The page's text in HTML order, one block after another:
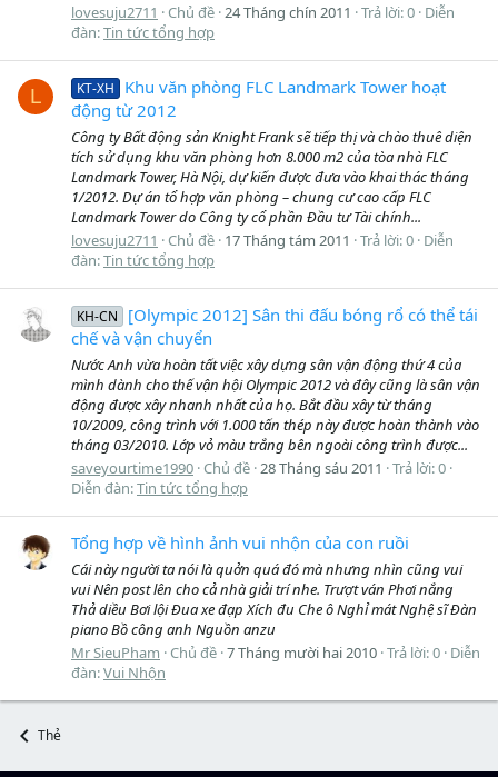
lovesuju2711
Chủ đề 24 Tháng chín 2011 Trả lời: 0 Diễn
đàn:Tin tức tổng hợp
L KT-XH
Khu văn phòng FLC Landmark Tower hoạt
động từ 2012
Công ty Bất động sản Knight Frank sẽ tiếp thị và chào thuê diện
tích sử dụng khu văn phòng hơn 8.000 m2 của tòa nhà FLC
Landmark Tower, Hà Nội, dự kiến được đưa vào khai thác tháng
1/2012. Dự án tổ hợp văn phòng – chung cư cao cấp FLC
Landmark Tower do Công ty cổ phần Đầu tư Tài chính...
lovesuju2711
Chủ đề 17 Tháng tám 2011 Trả lời: 0 Diễn
đàn:Tin tức tổng hợp
KH-CN
[Olympic 2012] Sân thi đấu bóng rổ có thể tái
chế và vận chuyển
Nước Anh vừa hoàn tất việc xây dựng sân vận động thứ 4 của
mình dành cho thế vận hội Olympic 2012 và đây cũng là sân vận
động được xây nhanh nhất của họ. Bắt đầu xây từ tháng
10/2009, công trình với 1.000 tấn thép này được hoàn thành vào
tháng 03/2010. Lớp vỏ màu trắng bên ngoài công trình được...
saveyourtime1990 Chủ đề 28 Tháng sáu 2011
Trả lời: 0
Diễn đàn:Tin tức tổng hợp
Tổng hợp về hình ảnh vui nhộn của con ruồi
Cái này người ta nói là quởn quá đó mà nhưng nhìn cũng vui
vui Nên post lên cho cả nhà giải trí nhe. Trượt ván Phơi nắng
Thả diều Bơi lội Đua xe đạp Xích đu Che ô Nghỉ mát Nghệ sĩ Đàn
piano Bồ công anh Nguồn anzu
Mr SieuPham Chủ đề 7 Tháng mười hai 2010 Trả lời: 0 Diễn
đàn:Vui Nhộn
Thẻ